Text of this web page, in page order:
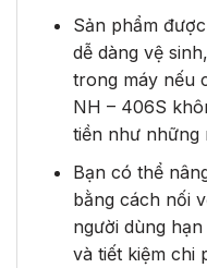
Sản phẩm
dễ dàng vệ
trong máy nếu
NH – 406S
tiền như những
Bạn có thể
bằng cách nối
người dùng
và tiết kiệm chi